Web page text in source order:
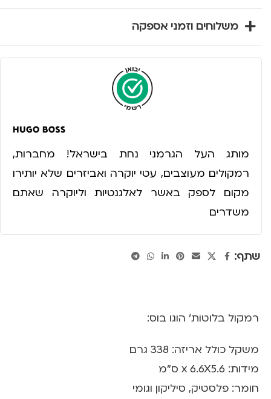
משלוחים וזמני אספקה
מותג העל הגרמני נחת בישראל! מחברות,
רמקולים מעוצבים, עטי יוקרה ואביזרים שלא יותירו
מקום לספק באשר לאלגנטיות וליוקרה שאתם
משדרים
שתף:
רמקול בלוטות' הוגו בוס:
משקל כולל אריזה: 338 גרם
מידות: x 6.6X5.6 ס"מ
חומר: פלסטיק, סיליקון וגומי